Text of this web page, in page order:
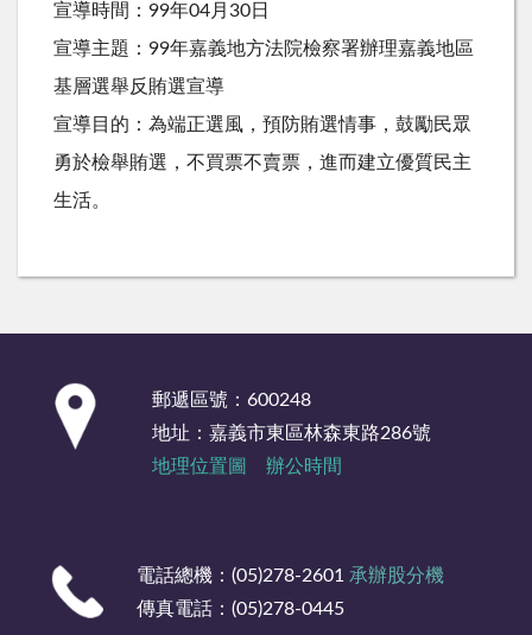
宣導時間：99年04月30日
宣導主題：99年嘉義地方法院檢察署辦理嘉義地區
基層選舉反賄選宣導
宣導目的：為端正選風，預防賄選情事，鼓勵民眾
勇於檢舉賄選，不買票不賣票，進而建立優質民主
生活。
郵遞區號：600248
地址：嘉義市東區林森東路286號
地理位置圖
辦公時間
電話總機：(05)278-2601 承辦股分機
傳真電話：(05)278-0445